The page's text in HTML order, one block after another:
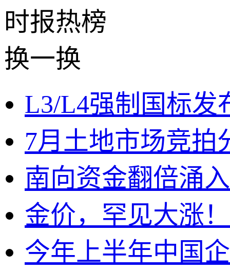
时报热榜
换一换
L3/L4强制国标发
7月土地市场竞拍
南向资金翻倍涌
金价，罕见大涨！
今年上半年中国